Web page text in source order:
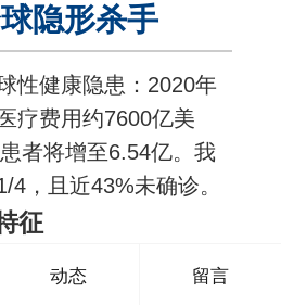
隐形杀手
性健康隐患：2020年
疗费用约7600亿美
者将增至6.54亿。我
4，且近43%未确诊。
征
。
动态 留言